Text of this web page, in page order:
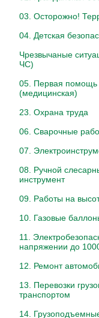
03. Осторожно!
04. Детская
Чрезвычаные
ЧС)
05. Первая помощь
(медицинская)
23. Охрана труда
06. Сварочные
07.
08. Ручной
инструмент
09. Работы на
10. Газовые
11.
напряжении до
12. Ремонт
13. Перевозки
транспортом
14.